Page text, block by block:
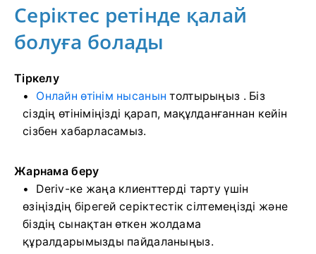
Серіктес ретінде қалай
болуға болады
Тіркелу
Онлайн өтінім нысанын толтырыңыз . Біз
сіздің өтініміңізді қарап, мақұлданғаннан кейін
сізбен хабарласамыз.
Жарнама беру
Deriv-ке жаңа клиенттерді тарту үшін
өзіңіздің бірегей серіктестік сілтемеңізді және
біздің сынақтан өткен жолдама
құралдарымызды пайдаланыңыз.